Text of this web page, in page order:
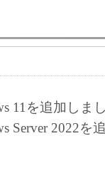
の条件に従わ
譲渡、頒布、
トウエア」を使
11を追加しま
Server 2022を